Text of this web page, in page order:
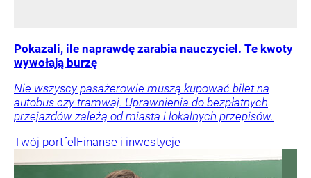
Pokazali, ile naprawdę zarabia nauczyciel. Te kwoty
wywołają burzę
Nie wszyscy pasażerowie muszą kupować bilet na
autobus czy tramwaj. Uprawnienia do bezpłatnych
przejazdów zależą od miasta i lokalnych przepisów.
Twój portfelFinanse i inwestycje